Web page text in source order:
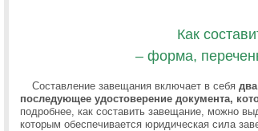
Как
– форма,
Составление завещания включает в себя
последующее удостоверение документа,
подробнее, как составить завещание, можно
которым обеспечивается юридическая сила